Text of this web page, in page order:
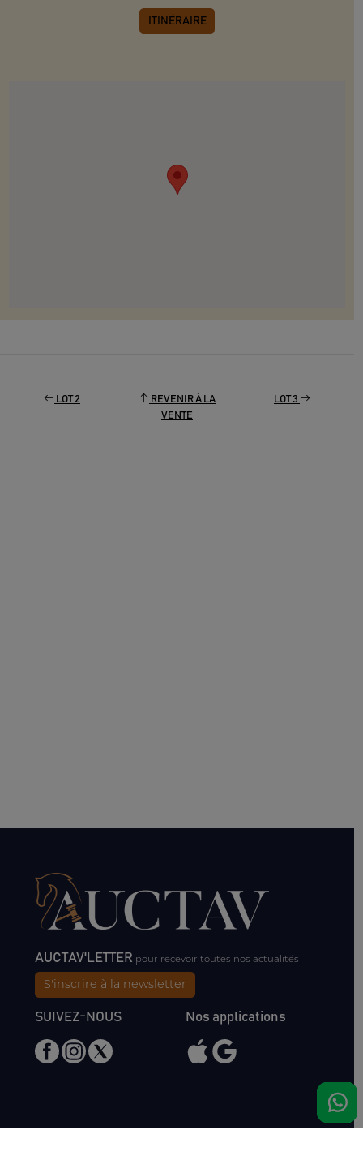
ITINÉRAIRE
LOT 2
REVENIR À LA
VENTE
LOT 3
AUCTAV'LETTER pour recevoir toutes nos actualités
S'inscrire à la newsletter
SUIVEZ-NOUS Nos applications